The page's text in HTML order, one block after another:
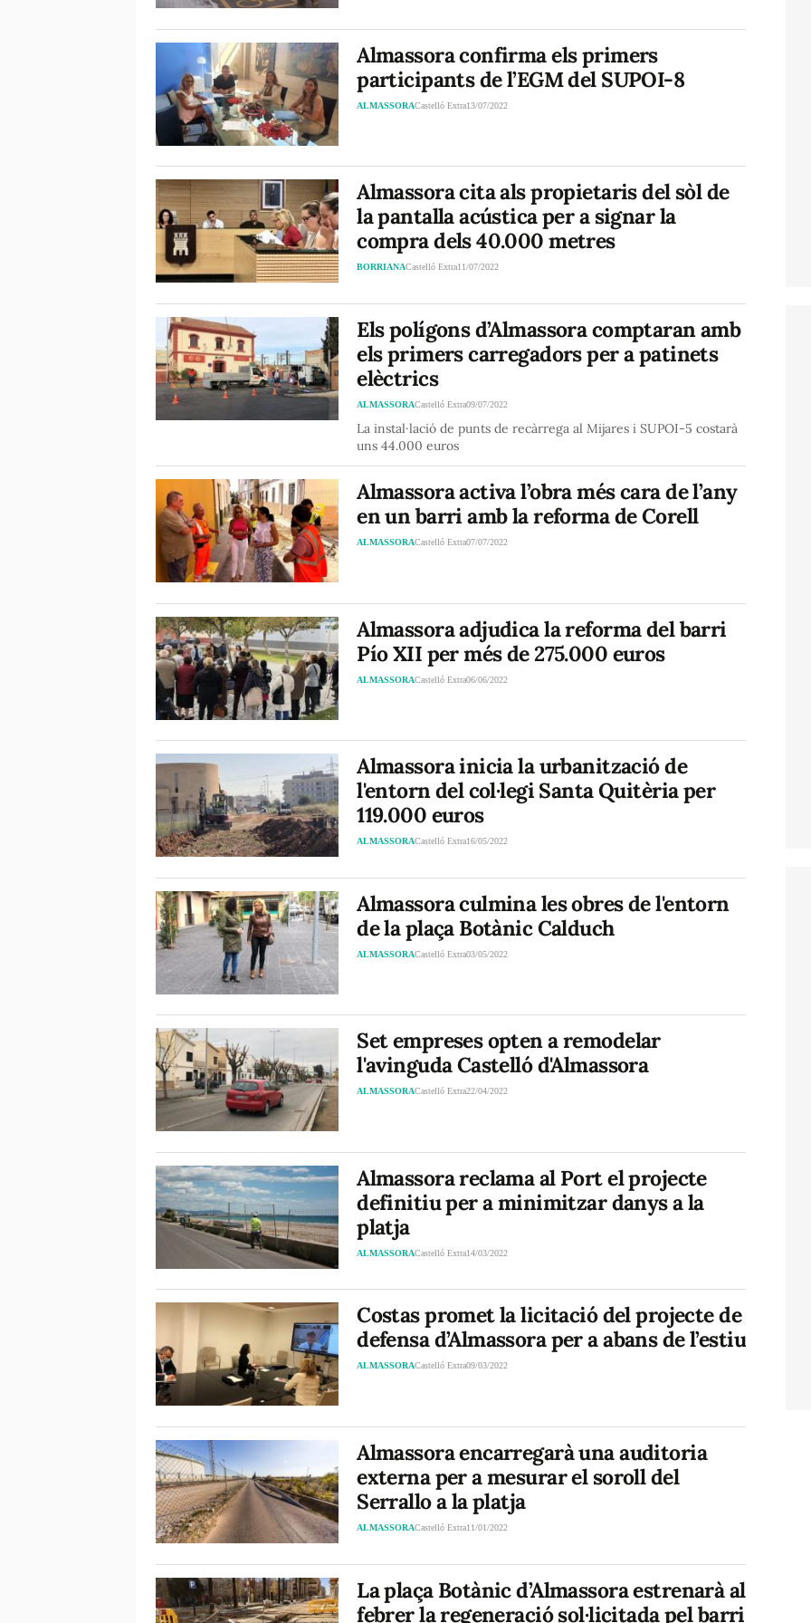
Almassora confirma els primers
participants de l’EGM del SUPOI-8
ALMASSORACastelló Extra13/07/2022
Almassora cita als propietaris del sòl de
la pantalla acústica per a signar la
compra dels 40.000 metres
BORRIANACastelló Extra11/07/2022
Els polígons d’Almassora comptaran amb
els primers carregadors per a patinets
elèctrics
ALMASSORACastelló Extra09/07/2022
La instal·lació de punts de recàrrega al Mijares i SUPOI-5 costarà
uns 44.000 euros
Almassora activa l’obra més cara de l’any
en un barri amb la reforma de Corell
ALMASSORACastelló Extra07/07/2022
Almassora adjudica la reforma del barri
Pío XII per més de 275.000 euros
ALMASSORACastelló Extra06/06/2022
Almassora inicia la urbanització de
l'entorn del col·legi Santa Quitèria per
119.000 euros
ALMASSORACastelló Extra16/05/2022
Almassora culmina les obres de l'entorn
de la plaça Botànic Calduch
ALMASSORACastelló Extra03/05/2022
Set empreses opten a remodelar
l'avinguda Castelló d'Almassora
ALMASSORACastelló Extra22/04/2022
Almassora reclama al Port el projecte
definitiu per a minimitzar danys a la
platja
ALMASSORACastelló Extra14/03/2022
Costas promet la licitació del projecte de
defensa d’Almassora per a abans de l’estiu
ALMASSORACastelló Extra09/03/2022
Almassora encarregarà una auditoria
externa per a mesurar el soroll del
Serrallo a la platja
ALMASSORACastelló Extra11/01/2022
La plaça Botànic d’Almassora estrenarà al
febrer la regeneració sol·licitada pel barri